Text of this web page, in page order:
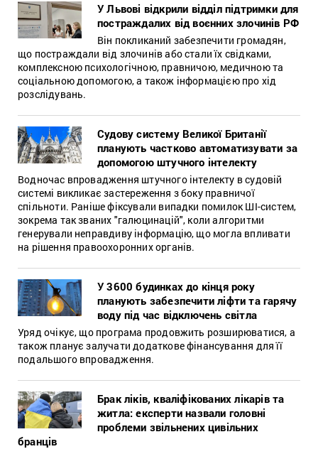
У Львові відкрили відділ підтримки для
постраждалих від воєнних злочинів РФ
Він покликаний забезпечити громадян,
що постраждали від злочинів або стали їх свідками,
комплексною психологічною, правничою, медичною та
соціальною допомогою, а також інформацією про хід
розслідувань.
Судову систему Великої Британії
планують частково автоматизувати за
допомогою штучного інтелекту
Водночас впровадження штучного інтелекту в судовій
системі викликає застереження з боку правничої
спільноти. Раніше фіксували випадки помилок ШІ-систем,
зокрема так званих "галюцинацій", коли алгоритми
генерували неправдиву інформацію, що могла впливати
на рішення правоохоронних органів.
У 3600 будинках до кінця року
планують забезпечити ліфти та гарячу
воду під час відключень світла
Уряд очікує, що програма продовжить розширюватися, а
також планує залучати додаткове фінансування для її
подальшого впровадження.
Брак ліків, кваліфікованих лікарів та
житла: експерти назвали головні
проблеми звільнених цивільних
бранців